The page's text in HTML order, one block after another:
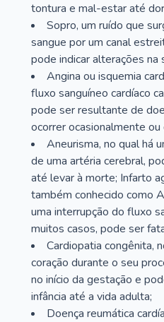
tontura e mal-estar até
Sopro, um ruído que
sangue por um canal
pode indicar alterações na
Angina ou isquemia
fluxo sanguíneo cardíaco
pode ser resultante de
ocorrer ocasionalmente
Aneurisma, no qual há
de uma artéria cerebral,
até levar à morte; Infarto
também conhecido como
uma interrupção do fluxo
muitos casos, pode ser
Cardiopatia congênita,
coração durante o seu
no início da gestação e
infância até a vida adulta;
Doença reumática